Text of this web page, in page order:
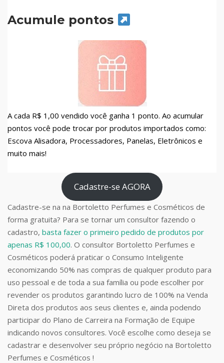
Acumule pontos
A cada R$ 1,00 vendido você ganha 1 ponto. Ao acumular
pontos você pode trocar por produtos importados como:
Escova Alisadora, Processadores, Panelas, Eletrônicos e
muito mais!
Cadastre-se AGORA
Cadastre-se na na Bortoletto Perfumes e Cosméticos de
forma gratuita? Para se tornar um consultor fazendo o
cadastro, basta fazer o primeiro pedido de produtos por
apenas R$ 100,00. O consultor Bortoletto Perfumes e
Cosméticos poderá praticar o Consumo Inteligente
economizando 50% nas compras de qualquer produto para
uso pessoal e de toda a sua família ou pode escolher por
revender os produtos garantindo lucro de 100% na Venda
Direta dos produtos aos seus clientes e, ainda podendo
participar do Plano de Carreira na Formação de Equipe
indicando novos consultores. Você escolhe como deseja se
cadastrar e desenvolver seu próprio negócio na Bortoletto
Perfumes e Cosméticos !